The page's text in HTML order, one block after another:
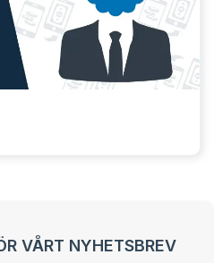
VÅRT NYHETSBREV